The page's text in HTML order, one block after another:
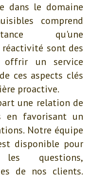
dans le domaine
comprend
qu'une
sont des
offrir un service
ces aspects clés
proactive.
une relation de
en favorisant un
Notre équipe
disponible pour
questions,
de nos clients.